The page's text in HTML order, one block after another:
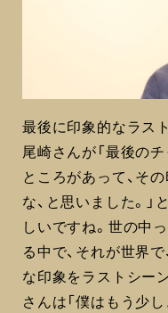
最後に印象的なラス
尾崎さんが「最後の
ところがあって、そ
な、と思いました。」
しいですね。世の中
る中で、それが世界
な印象をラストシー
さんは「僕はもう少